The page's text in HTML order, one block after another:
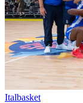
Italbasket